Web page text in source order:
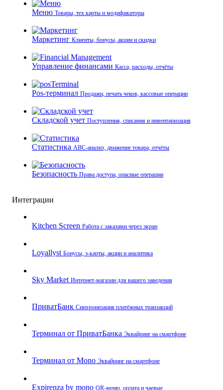
Меню Товары, тех карты и модификаторы
Маркетинг Клиенты, бонусы, акции и скидки
Управление финансами Касса, расходы, отчёты
Pos-терминал Продажи, печать чеков, кассовые операции
Складской учет Поступления, списания и инвентаризация
Статистика ABC-анализ, движение товара, отчёты
Безопасность Права доступа, опасные операции
Интеграции
Kitchen Screen Работа с заказами через экран
Loyallyst Бонусы, э‑карты, акции и аналитика
Sky Market Интернет‑магазин для вашего заведения
ПриватБанк Синхронизация платёжных транзакций
Терминал от ПриватБанка Эквайринг на смартфоне
Терминал от Mono Эквайринг на смартфоне
Expirenza by mono QR‑меню, оплата и чаевые